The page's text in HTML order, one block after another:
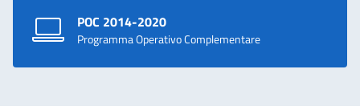
POC 2014-2020
Programma Operativo Complementare